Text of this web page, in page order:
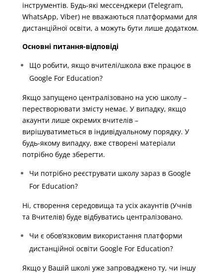
інструментів. Будь-які мессенджери (Telegram,
WhatsApp, Viber) не вважаються платформами для
дистанційної освіти, а можуть бути лише додатком.
Основні питання-відповіді
Що робити, якщо вчителі/школа вже працює в
Google For Education?
Якщо запущено централізовано на усю школу –
перестворювати змісту немає. У випадку, якщо
акаунти лише окремих вчителів –
вирішуватиметься в індивідуальному порядку. У
будь-якому випадку, вже створені матеріали
потрібно буде зберегти.
Чи потрібно реєструвати школу зараз в Google
For Education?
Ні, створення середовища та усіх акаунтів (Учнів
та Вчителів) буде відбуватись централізовано.
Чи є обов’язковим використання платформи
дистанційної освіти Google For Education?
Якщо у Вашій школі уже запроваджено ту, чи іншу